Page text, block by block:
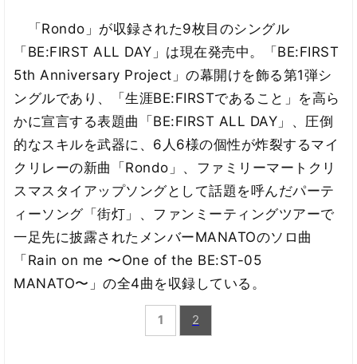
「Rondo」が収録された9枚目のシングル
「BE:FIRST ALL DAY」は現在発売中。「BE:FIRST
5th Anniversary Project」の幕開けを飾る第1弾シ
ングルであり、「生涯BE:FIRSTであること」を高ら
かに宣言する表題曲「BE:FIRST ALL DAY」、圧倒
的なスキルを武器に、6人6様の個性が炸裂するマイ
クリレーの新曲「Rondo」、ファミリーマートクリ
スマスタイアップソングとして話題を呼んだパーテ
ィーソング「街灯」、ファンミーティングツアーで
一足先に披露されたメンバーMANATOのソロ曲
「Rain on me 〜One of the BE:ST-05
MANATO〜」の全4曲を収録している。
1 2